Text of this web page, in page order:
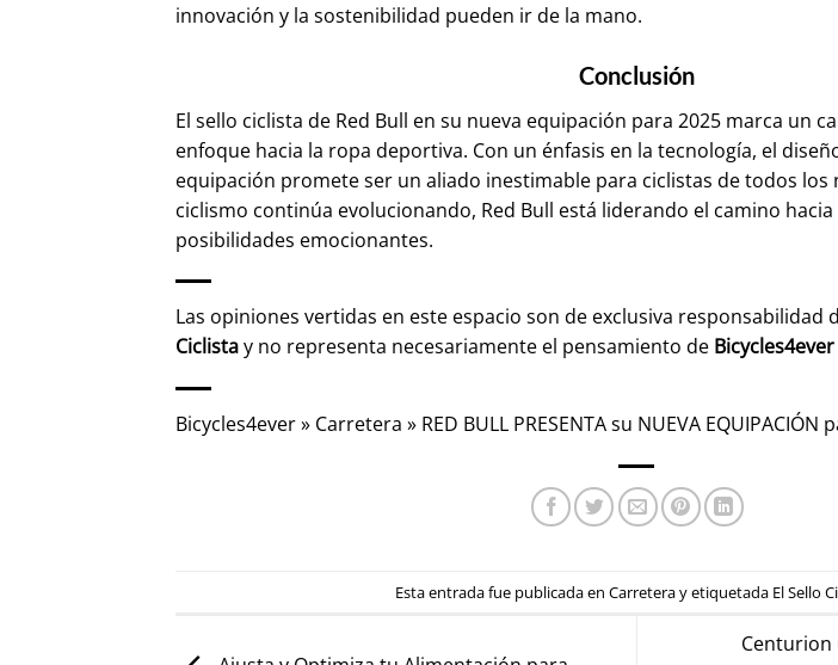
innovación y la sostenibilidad pueden ir de la mano.
Conclusión
El sello ciclista de Red Bull en su nueva equipación para 2025 marca un
enfoque hacia la ropa deportiva. Con un énfasis en la tecnología, el
equipación promete ser un aliado inestimable para ciclistas de todos los
ciclismo continúa evolucionando, Red Bull está liderando el camino
posibilidades emocionantes.
Las opiniones vertidas en este espacio son de exclusiva responsabilidad
Ciclistay no representa necesariamente el pensamiento de
Bicycles4ever» Carretera » RED BULL PRESENTA su NUEVA EQUIPACIÓN
Esta entrada fue publicada enCarreteray etiquetada El Sello
Centurion